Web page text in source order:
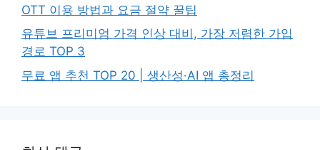
OTT 이용 방법과 요금 절약 꿀팁
유튜브 프리미엄 가격 인상 대비, 가장 저렴한 가입
경로 TOP 3
무료 앱 추천 TOP 20 | 생산성·AI 앱 총정리